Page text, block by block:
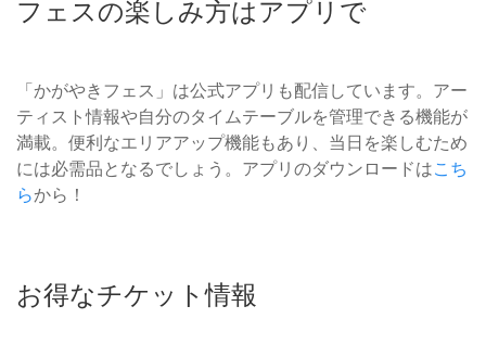
フェスの楽しみ方はアプリで
「かがやきフェス」は公式アプリも配信しています。アー
ティスト情報や自分のタイムテーブルを管理できる機能が
満載。便利なエリアアップ機能もあり、当日を楽しむため
には必需品となるでしょう。アプリのダウンロードはこち
らから！
お得なチケット情報